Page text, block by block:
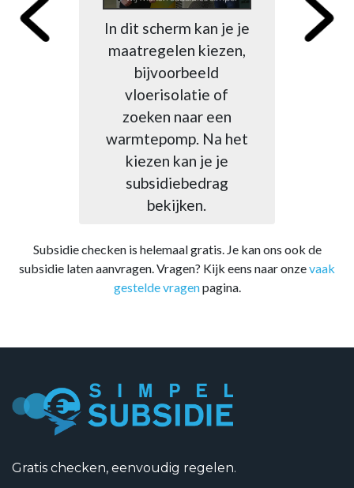
In dit scherm kan je je
maatregelen kiezen,
bijvoorbeeld
vloerisolatie of
zoeken naar een
warmtepomp. Na het
kiezen kan je je
subsidiebedrag
bekijken.
Subsidie checken is helemaal gratis. Je kan ons ook de
subsidie laten aanvragen. Vragen? Kijk eens naar onzevaak
gestelde vragenpagina.
Gratis checken, eenvoudig regelen.